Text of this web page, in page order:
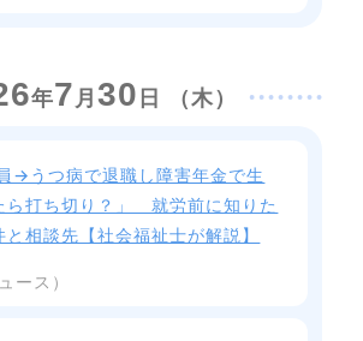
年7 月30 日 （木）
→うつ病で退職し障害年金で生
打ち切り？」 就労前に知りた
相談先【社会福祉士が解説】
ース）